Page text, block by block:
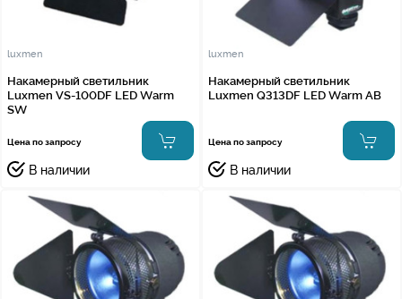
luxmen
Накамерный светильник
Luxmen VS-100DF LED Warm
SW
Цена по запросу
В наличии
luxmen
Накамерный светильник
Luxmen Q313DF LED Warm AB
Цена по запросу
В наличии